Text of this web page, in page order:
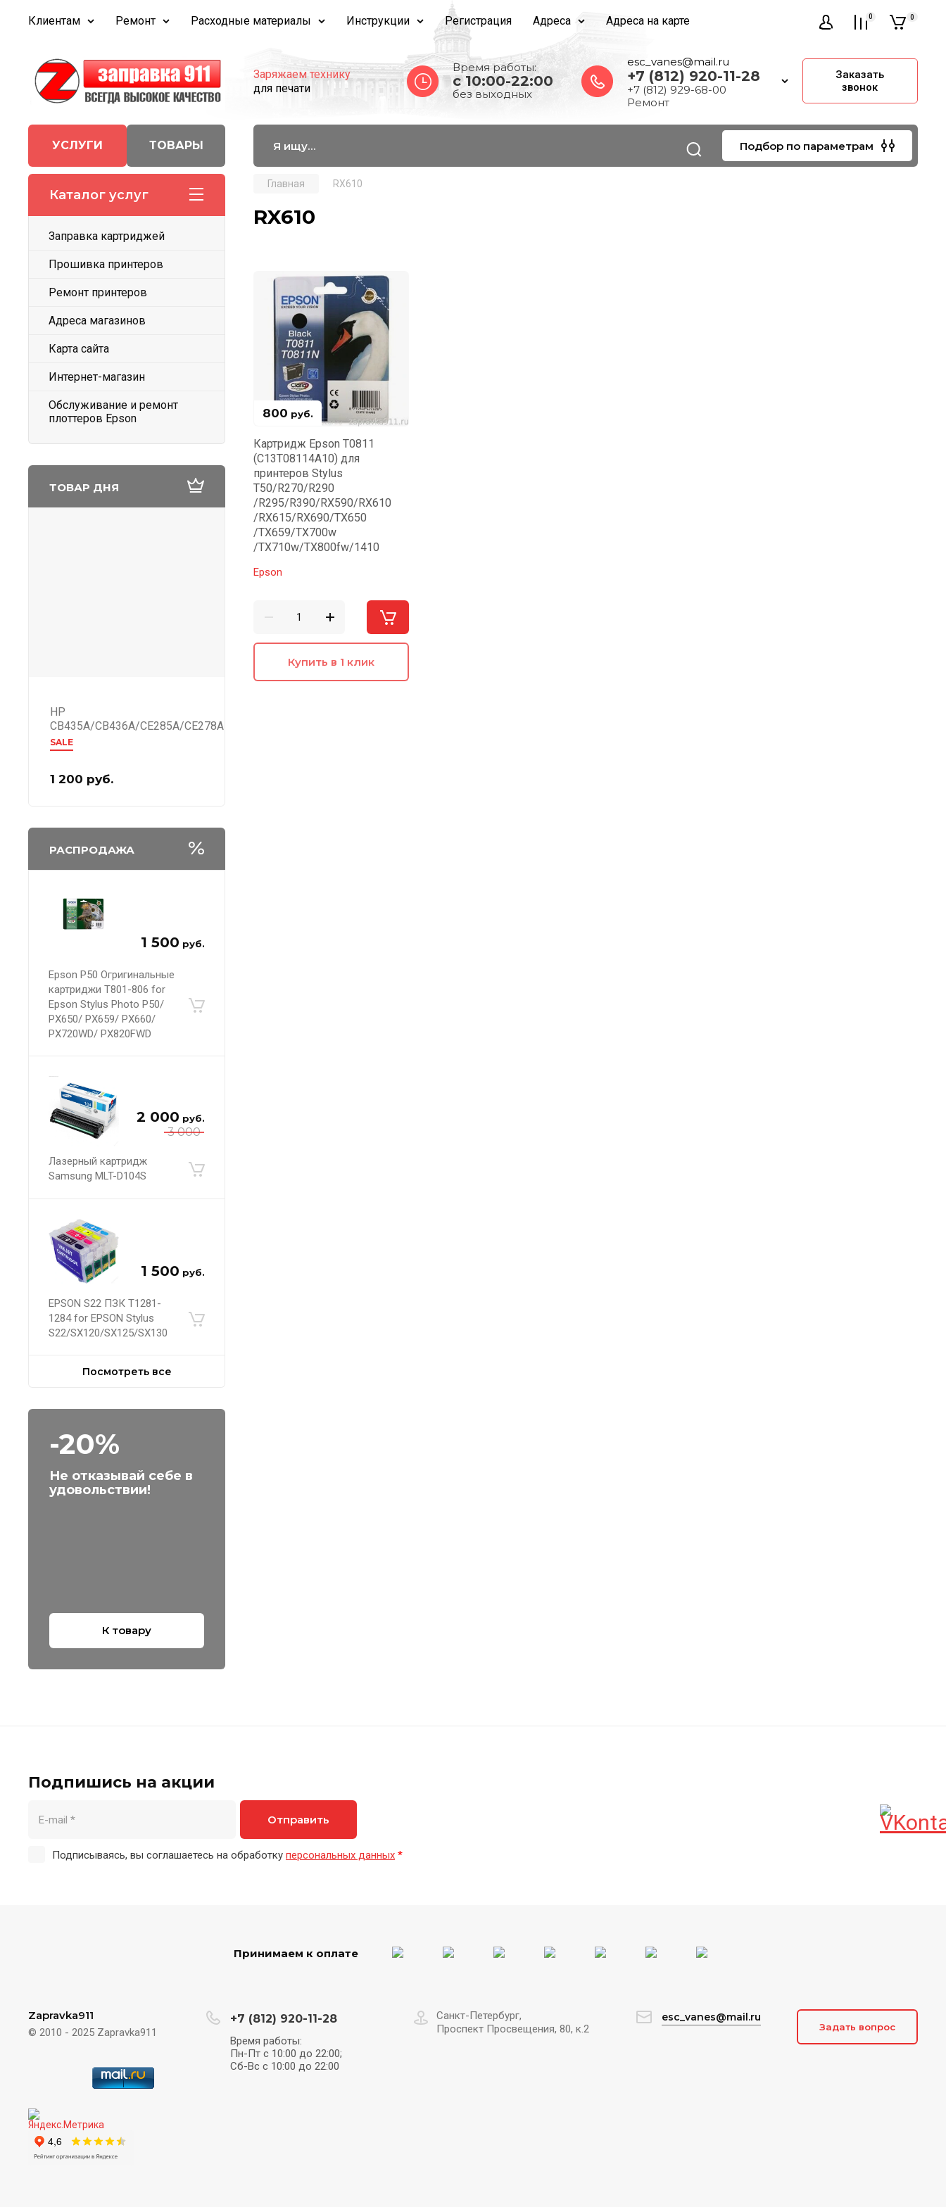
Клиентам Ремонт Расходные материалы Инструкции Регистрация Адреса Адреса на карте 0 0
Заряжаем технику
для печати
Время работы:
c 10:00-22:00
без выходных
esc_vanes@mail.ru
+7 (812) 920-11-28
+7 (812) 929-68-00
Ремонт
Заказать
звонок
УСЛУГИ ТОВАРЫ
Каталог услуг
Подбор по параметрам
Заправка картриджей
Прошивка принтеров
Ремонт принтеров
Адреса магазинов
Карта сайта
Интернет-магазин
Обслуживание и ремонт
плоттеров Epson
ТОВАР ДНЯ
HP
CB435A/CB436A/CE285A/CE278A
SALE
1 200 руб.
РАСПРОДАЖА
1 500 руб.
Epson P50 Огригинальные
картриджи T801-806 for
Epson Stylus Photo P50/
PX650/ PX659/ PX660/
PX720WD/ PX820FWD
3 000
2 000 руб.
Лазерный картридж
Samsung MLT-D104S
1 500 руб.
EPSON S22 ПЗК Т1281-
1284 for EPSON Stylus
S22/SX120/SX125/SX130
Посмотреть все
-20%
Не отказывай себе в
удовольствии!
К товару
Главная RX610
RX610
800 руб.
Картридж Epson T0811
(C13T08114A10) для
принтеров Stylus
T50/R270/R290
/R295/R390/RX590/RX610
/RX615/RX690/TX650
/TX659/TX700w
/TX710w/TX800fw/1410
Epson
Купить в 1 клик
Подпишись на акции
Подписываясь, вы соглашаетесь на обработку персональных данных *
Отправить
Принимаем к оплате
Zapravka911
© 2010 - 2025 Zapravka911
+7 (812) 920-11-28
Время работы:
Пн-Пт с 10:00 до 22:00;
Сб-Вс с 10:00 до 22:00
Санкт-Петербург,
Проспект Просвещения, 80, к.2
esc_vanes@mail.ru
Задать вопрос